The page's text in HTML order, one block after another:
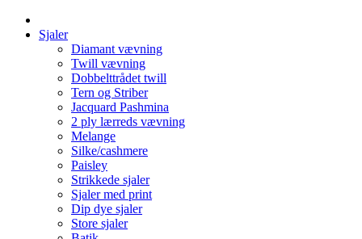
Sjaler
Diamant vævning
Twill vævning
Dobbelttrådet twill
Tern og Striber
Jacquard Pashmina
2 ply lærreds vævning
Melange
Silke/cashmere
Paisley
Strikkede sjaler
Sjaler med print
Dip dye sjaler
Store sjaler